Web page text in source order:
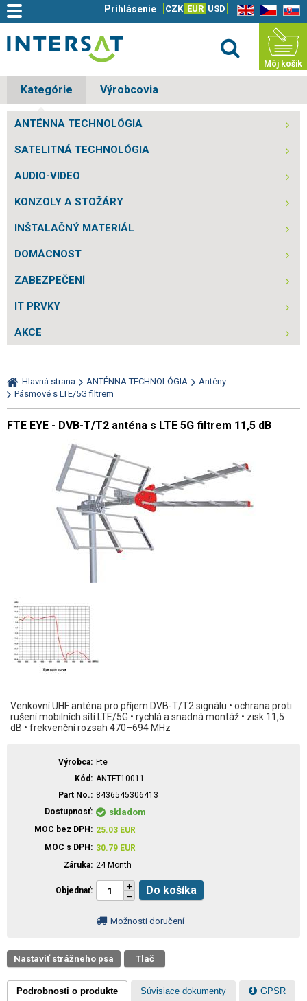
EN CZ SK
CZK EUR USD
Prihlásenie
Môj košík
Kategórie Výrobcovia
ANTÉNNA TECHNOLÓGIA
SATELITNÁ TECHNOLÓGIA
AUDIO-VIDEO
KONZOLY A STOŽÁRY
INŠTALAČNÝ MATERIÁL
DOMÁCNOST
ZABEZPEČENÍ
IT PRVKY
AKCE
Hlavná strana ANTÉNNA TECHNOLÓGIA
Antény
Pásmové s LTE/5G filtrem
FTE EYE - DVB-T/T2 anténa s LTE 5G filtrem 11,5 dB
Venkovní UHF anténa pro příjem DVB-T/T2 signálu • ochrana proti
rušení mobilních sítí LTE/5G • rychlá a snadná montáž • zisk 11,5
dB • frekvenční rozsah 470–694 MHz
Výrobca
Fte
Kód
ANTFT10011
Part No.
8436545306413
Dostupnosť
skladom
MOC bez DPH 25.03 EUR
MOC s DPH
30.79 EUR
Záruka 24 Month
Objednať Do košíka
Možnosti doručení
Nastaviť strážneho psa Tlač
Podrobnosti o produkte Súvisiace dokumenty GPSR